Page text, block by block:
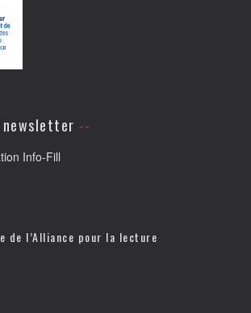
newsletter
Info-Fill
de l’Alliance pour la lecture